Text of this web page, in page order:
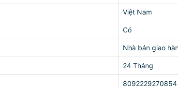
Việt Nam
Có
Nhà bán giao
24 Tháng
8092229270854